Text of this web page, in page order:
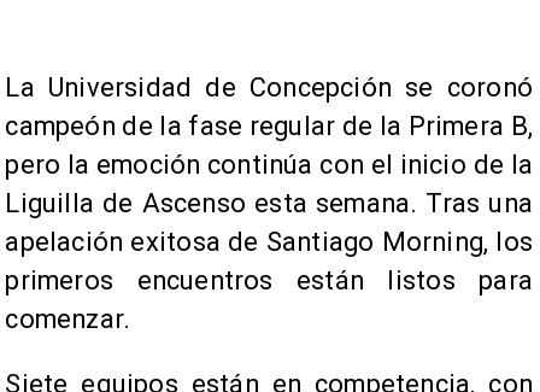
La Universidad de Concepción se coronó
campeón de la fase regular de la Primera B,
pero la emoción continúa con el inicio de la
Liguilla de Ascenso esta semana. Tras una
apelación exitosa de Santiago Morning, los
primeros encuentros están listos para
comenzar.
Siete equipos están en competencia, con